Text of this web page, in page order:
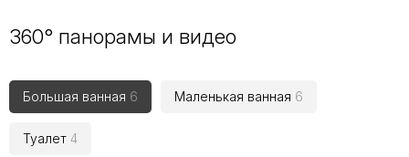
360° панорамы и видео
Большая ванная 6 Маленькая ванная 6
Туалет 4